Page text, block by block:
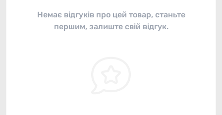
Немає відгуків про цей товар, станьте
першим, залиште свій відгук.